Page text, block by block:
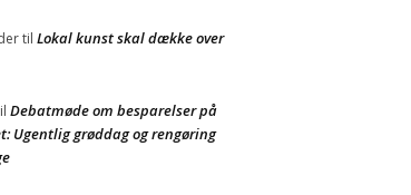
til Lokal kunst skal dække over
Debatmøde om besparelser på
Ugentlig grøddag og rengøring